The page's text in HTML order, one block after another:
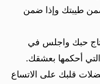
طيبتك وإذا ضمن
بتاج حبك واجلس في
أحكمها بعشقك.
قلبك على الاتساع